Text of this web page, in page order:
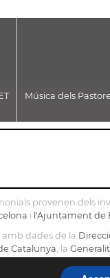
Música dels
provenen dels
i l'Ajuntament de
dades de la
Catalunya, la